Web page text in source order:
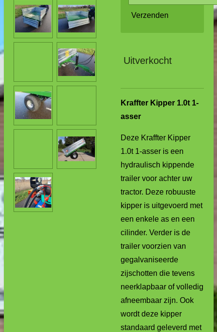
Verzenden
Uitverkocht
Kraffter Kipper 1.0t 1-
asser
Deze Kraffter Kipper
1.0t 1-asser is een
hydraulisch kippende
trailer voor achter uw
tractor. Deze robuuste
kipper is uitgevoerd met
een enkele as en een
cilinder. Verder is de
trailer voorzien van
gegalvaniseerde
zijschotten die tevens
neerklapbaar of volledig
afneembaar zijn. Ook
wordt deze kipper
standaard geleverd met